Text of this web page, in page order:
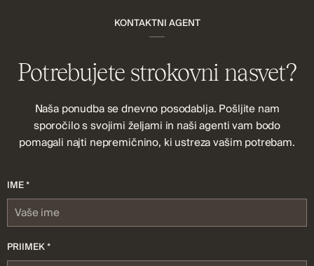
KONTAKTNI AGENT
Potrebujete strokovni nasvet?
Naša ponudba se dnevno posodablja. Pošljite nam
sporočilo s svojimi željami in naši agenti vam bodo
pomagali najti nepremičnino, ki ustreza vašim potrebam.
IME *
PRIIMEK *